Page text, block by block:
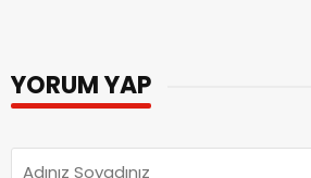
YORUM YAP